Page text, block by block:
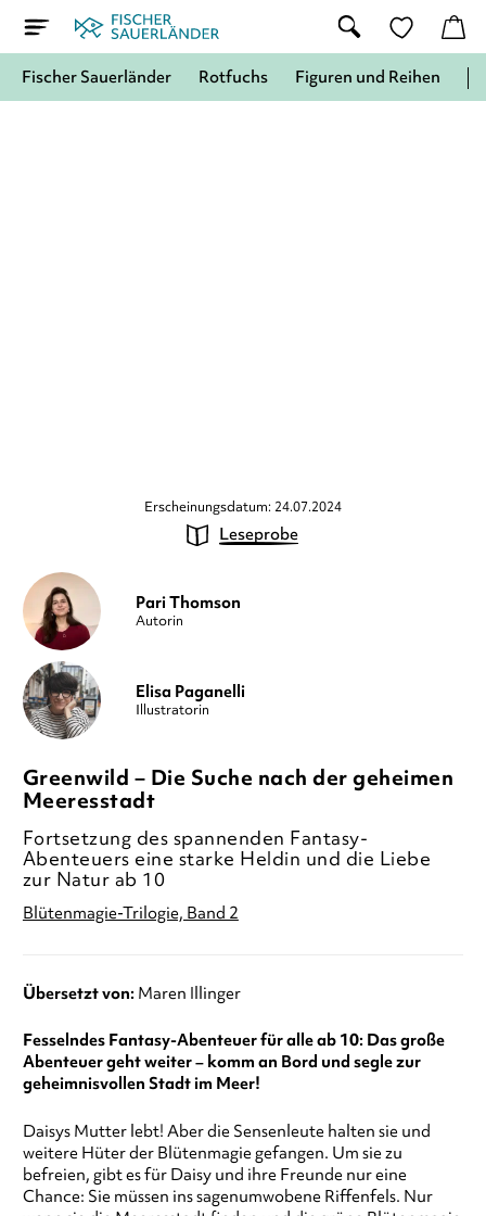
Fischer Sauerländer Rotfuchs Figuren und Reihen
Erscheinungsdatum: 24.07.2024
Leseprobe
Pari Thomson
Autorin
Elisa Paganelli
Illustratorin
Greenwild – Die Suche nach der geheimen
Meeresstadt
Fortsetzung des spannenden Fantasy-
Abenteuers eine starke Heldin und die Liebe
zur Natur ab 10
Blütenmagie-Trilogie, Band 2
Übersetzt von: Maren Illinger
Fesselndes Fantasy-Abenteuer für alle ab 10: Das große
Abenteuer geht weiter – komm an Bord und segle zur
geheimnisvollen Stadt im Meer!
Daisys Mutter lebt! Aber die Sensenleute halten sie und
weitere Hüter der Blütenmagie gefangen. Um sie zu
befreien, gibt es für Daisy und ihre Freunde nur eine
Chance: Sie müssen ins sagenumwobene Riffenfels. Nur